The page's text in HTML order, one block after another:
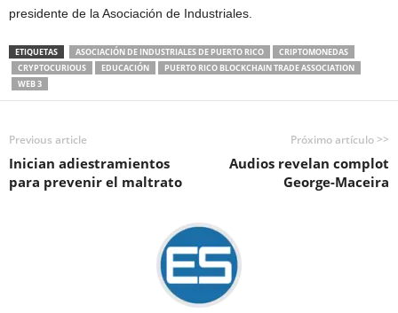
presidente de la Asociación de Industriales.
ETIQUETAS ASOCIACIÓN DE INDUSTRIALES DE PUERTO RICO
CRIPTOMONEDAS
CRYPTOCURIOUS
EDUCACIÓN
PUERTO RICO BLOCKCHAIN TRADE ASSOCIATION
WEB 3
Previous article
Inician adiestramientos
para prevenir el maltrato
Próximo artículo >>
Audios revelan complot
George-Maceira